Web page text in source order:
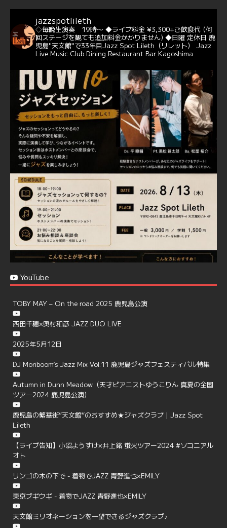
バー♪♬
当店での演奏シーンもご覧いただけます❣❣
#天文館ミリオネーション #ジャミラ #クリスマスソング
https://youtu.be/2lhypP4KWc4?si=CEbY-wEg5HDc_iEv
6 Twitter
Jazz Spot Lilet @jazzspotlileth · 11 11月 2024
忘年会＆新年会 ご予約承り中❣❣
☆窓辺から天文館ミリオネーション
☆JAZZの生演奏を聴きながら♪
☆地産地消に拘ったフードメニュー
プラン内容はご予算とご要望に応じてアレンジ可能ですの
で、お気軽にお問い合せください
https://jazzspotlileth.com/recommend/8650
6
Load More
jazzspotlileth
◇毎晩生演奏 19時〜 ◆ライブ料金 ¥3,300+ご飲食代 (何
回ステージを観ても追加料金かかりません) ◆日曜 定休日 鹿
児島"天文館"で33年目Jazz Spot Lileth（リレット）
Jazz
Live Music Club Dining Restaurant Bar Kagoshima
YouTube
TOBY MAY – On the road 2025 鹿児島公演
西田千穂×奥村和彦 JAZZ DUO LIVE
2025年5月12日
DJ Moriboom’s Jazz Mix Vol.11 鹿児島ジャズフェスティバル特集
Autumn in Dunn Meadow（天才ピアニストゆうこりん 真夏の全国
ツアー2024 鹿児島公演）
鹿児島の繁華街”天文館”のおすすめ★ジャズクラブ | Jazz Spot
Lileth
【ライブ告知】小沼ようすけ×井上銘 蛍火ツアー2024 #ソコニアル
オト
リンゴの木の下で - 着物でJAZZ 青野進也×EMILY
東京ブギウギ - 着物でJAZZ 青野進也×EMILY
天文館ミリオネーションを一望できるジャズクラブ♪